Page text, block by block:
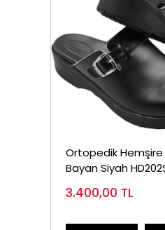
Ortopedik Hemşire
Bayan Siyah
3.400,00 TL